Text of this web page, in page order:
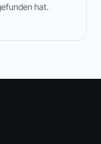
hat.